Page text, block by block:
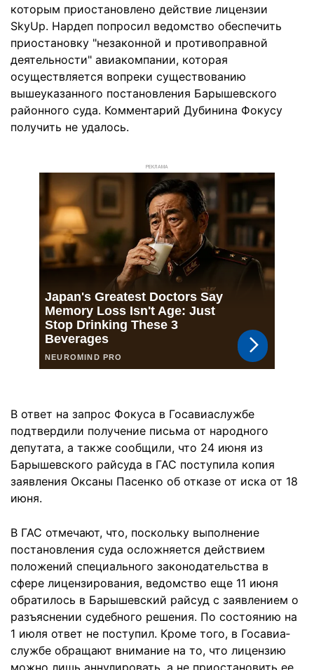
которым приостановлено действие лицензии
SkyUp. Нардеп попросил ведомство обеспечить
приостановку "незаконной и противоправной
деятельности" авиакомпании, которая
осуществляется вопреки существованию
вышеуказанного постановления Барышевского
районного суда. Комментарий Дубинина Фокусу
получить не удалось.
РЕКЛАМА
В ответ на запрос Фокуса в Гос­авиаслужбе
подтвердили получение письма от народного
депутата, а также сообщили, что 24 июня из
Барышевского райсуда в ГАС поступила копия
заявления Оксаны Пасенко об отказе от иска от 18
июня.
В ГАС отмечают, что, поскольку выполнение
постановления суда осложняется действием
положений специального законодательства в
сфере лицензирования, ведомство еще 11 июня
обратилось в Барышевский райсуд с заявлением о
разъяснении судебного решения. По состоянию на
1 июля ответ не поступил. Кроме того, в Госавиа­
службе обращают внимание на то, что лицензию
можно лишь аннулировать, а не приостановить ее